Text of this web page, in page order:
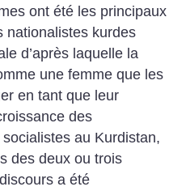
ont été les principaux
nationalistes kurdes
d’après laquelle la
une femme que les
en tant que leur
des
au Kurdistan,
des deux ou trois
a été